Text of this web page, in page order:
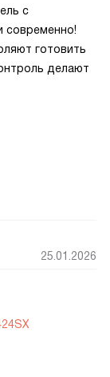
с
современно!
готовить
делают
25.01.2026